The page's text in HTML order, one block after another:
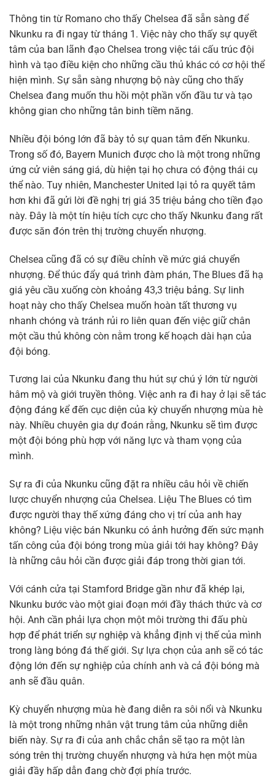
Thông tin từ Romano cho thấy Chelsea đã sẵn sàng để
Nkunku ra đi ngay từ tháng 1. Việc này cho thấy sự quyết
tâm của ban lãnh đạo Chelsea trong việc tái cấu trúc đội
hình và tạo điều kiện cho những cầu thủ khác có cơ hội thể
hiện mình. Sự sẵn sàng nhượng bộ này cũng cho thấy
Chelsea đang muốn thu hồi một phần vốn đầu tư và tạo
không gian cho những tân binh tiềm năng.
Nhiều đội bóng lớn đã bày tỏ sự quan tâm đến Nkunku.
Trong số đó, Bayern Munich được cho là một trong những
ứng cử viên sáng giá, dù hiện tại họ chưa có động thái cụ
thể nào. Tuy nhiên, Manchester United lại tỏ ra quyết tâm
hơn khi đã gửi lời đề nghị trị giá 35 triệu bảng cho tiền đạo
này. Đây là một tín hiệu tích cực cho thấy Nkunku đang rất
được săn đón trên thị trường chuyển nhượng.
Chelsea cũng đã có sự điều chỉnh về mức giá chuyển
nhượng. Để thúc đẩy quá trình đàm phán, The Blues đã hạ
giá yêu cầu xuống còn khoảng 43,3 triệu bảng. Sự linh
hoạt này cho thấy Chelsea muốn hoàn tất thương vụ
nhanh chóng và tránh rủi ro liên quan đến việc giữ chân
một cầu thủ không còn nằm trong kế hoạch dài hạn của
đội bóng.
Tương lai của Nkunku đang thu hút sự chú ý lớn từ người
hâm mộ và giới truyền thông. Việc anh ra đi hay ở lại sẽ tác
động đáng kể đến cục diện của kỳ chuyển nhượng mùa hè
này. Nhiều chuyên gia dự đoán rằng, Nkunku sẽ tìm được
một đội bóng phù hợp với năng lực và tham vọng của
mình.
Sự ra đi của Nkunku cũng đặt ra nhiều câu hỏi về chiến
lược chuyển nhượng của Chelsea. Liệu The Blues có tìm
được người thay thế xứng đáng cho vị trí của anh hay
không? Liệu việc bán Nkunku có ảnh hưởng đến sức mạnh
tấn công của đội bóng trong mùa giải tới hay không? Đây
là những câu hỏi cần được giải đáp trong thời gian tới.
Với cánh cửa tại Stamford Bridge gần như đã khép lại,
Nkunku bước vào một giai đoạn mới đầy thách thức và cơ
hội. Anh cần phải lựa chọn một môi trường thi đấu phù
hợp để phát triển sự nghiệp và khẳng định vị thế của mình
trong làng bóng đá thế giới. Sự lựa chọn của anh sẽ có tác
động lớn đến sự nghiệp của chính anh và cả đội bóng mà
anh sẽ đầu quân.
Kỳ chuyển nhượng mùa hè đang diễn ra sôi nổi và Nkunku
là một trong những nhân vật trung tâm của những diễn
biến này. Sự ra đi của anh chắc chắn sẽ tạo ra một làn
sóng trên thị trường chuyển nhượng và hứa hẹn một mùa
giải đầy hấp dẫn đang chờ đợi phía trước.